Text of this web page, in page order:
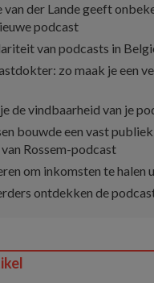
van der Lande geeft
podcast
van podcasts in
zo maak je een
de vindbaarheid van je
bouwde een vast
Rossem-podcast
om inkomsten te halen
ontdekken de